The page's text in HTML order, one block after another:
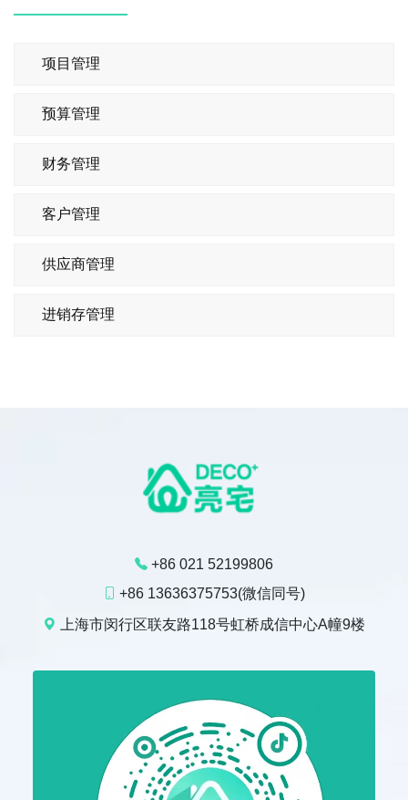
项目管理
预算管理
财务管理
客户管理
供应商管理
进销存管理
+86 021 52199806
+86 13636375753(微信同号)
上海市闵行区联友路118号虹桥成信中心A幢9楼